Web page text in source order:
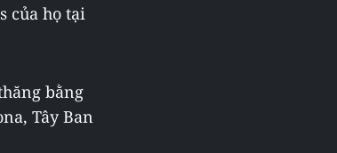
của họ tại
bằng
Tây Ban